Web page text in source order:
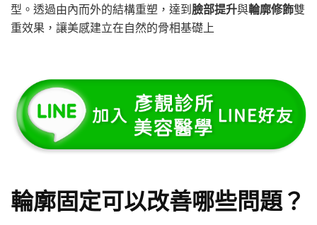
型。透過由內而外的結構重塑，達到臉部提升與輪廓修飾雙
重效果，讓美感建立在自然的骨相基礎上
輪廓固定可以改善哪些問題？